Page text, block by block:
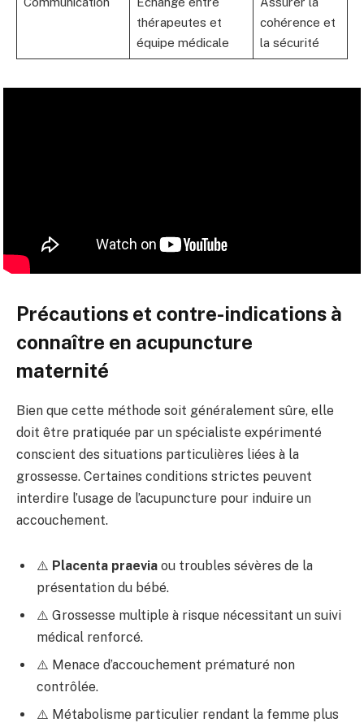
thérapeutes et
équipe médicale
cohérence et
la sécurité
Précautions et contre-indications à
connaître en acupuncture
maternité
Bien que cette méthode soit généralement sûre, elle
doit être pratiquée par un spécialiste expérimenté
conscient des situations particulières liées à la
grossesse. Certaines conditions strictes peuvent
interdire l’usage de l’acupuncture pour induire un
accouchement.
⚠️ Placenta praevia ou troubles sévères de la
présentation du bébé.
⚠️ Grossesse multiple à risque nécessitant un suivi
médical renforcé.
⚠️ Menace d’accouchement prématuré non
contrôlée.
⚠️ Métabolisme particulier rendant la femme plus